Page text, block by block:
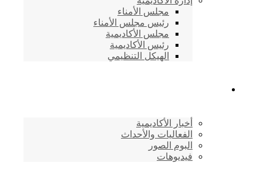
مجلس الأمناء
رئيس مجلس الأمناء
مجلس الأكاديمية
رئيس الأكاديمية
الهيكل التنظيمي
أخبار الأكاديمية
الفعاليات والأحداث
البوم الصور
فيديوهات